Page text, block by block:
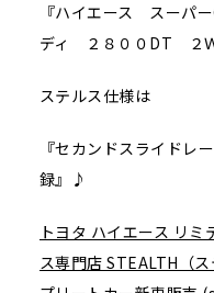
『ハイエース スーパ
ディ ２８００DT ２
ステルス仕様は
『セカンドスライドレ
録』♪
トヨタ ハイエース リ
ス専門店 STEALTH（